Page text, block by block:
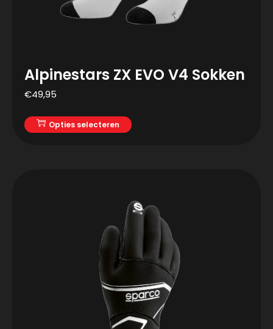
Alpinestars ZX EVO V4 Sokken
€49,95
Opties selecteren